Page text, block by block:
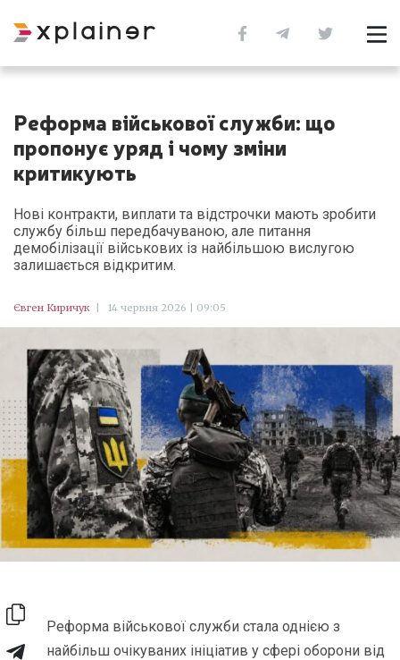
Реформа військової служби: що
пропонує уряд і чому зміни
критикують
Нові контракти, виплати та відстрочки мають зробити
службу більш передбачуваною, але питання
демобілізації військових із найбільшою вислугою
залишається відкритим.
Євген Киричук 14 червня 2026 | 09:05
Реформа військової служби стала однією з
найбільш очікуваних ініціатив у сфері оборони від